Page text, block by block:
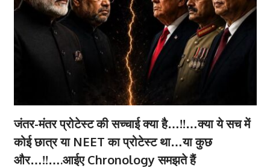
जंतर-मंतर प्रोटेस्ट की सच्चाई क्या है…!!…क्या ये सच में
कोई छात्र या NEET का प्रोटेस्ट था…या कुछ
और…!!….आईए Chronology समझते हैं